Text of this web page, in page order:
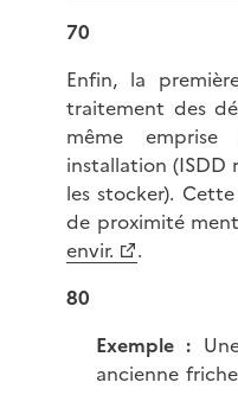
70
Enfin, la
traitement des
même
installation (ISDD
les stocker).
de proximité
envir.
.
80
Exemple :
ancienne